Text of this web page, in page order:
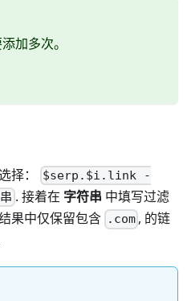
加多次。
择：
$serp.$i.link -
. 接着在 字符串 中填写过滤
果中仅保留包含 .com , 的链